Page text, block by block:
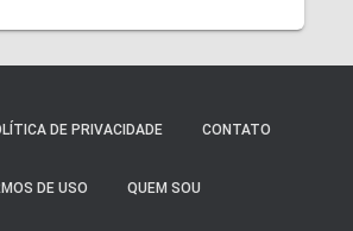
DE PRIVACIDADE CONTATO
DE USO QUEM SOU